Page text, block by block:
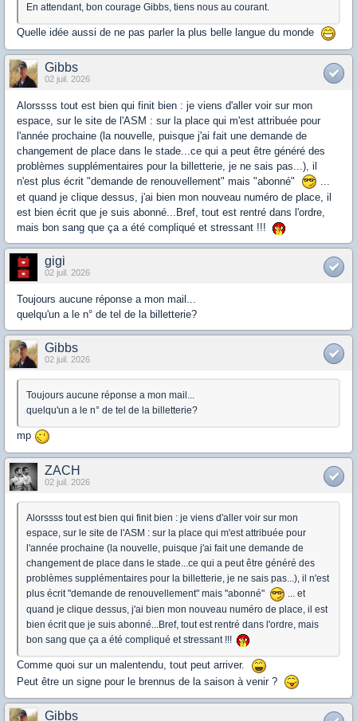
En attendant, bon courage Gibbs, tiens nous au courant.
Quelle idée aussi de ne pas parler la plus belle langue du monde
Gibbs
02 juil. 2026
Alorssss tout est bien qui finit bien : je viens d'aller voir sur mon
espace, sur le site de l'ASM : sur la place qui m'est attribuée pour
l'année prochaine (la nouvelle, puisque j'ai fait une demande de
changement de place dans le stade...ce qui a peut être généré des
problèmes supplémentaires pour la billetterie, je ne sais pas...), il
n'est plus écrit "demande de renouvellement" mais "abonné"
et quand je clique dessus, j'ai bien mon nouveau numéro de place, il
est bien écrit que je suis abonné...Bref, tout est rentré dans l'ordre,
mais bon sang que ça a été compliqué et stressant !!!
gigi
02 juil. 2026
Toujours aucune réponse a mon mail...
quelqu'un a le n° de tel de la billetterie?
Gibbs
02 juil. 2026
Toujours aucune réponse a mon mail...
quelqu'un a le n° de tel de la billetterie?
mp
ZACH
02 juil. 2026
Alorssss tout est bien qui finit bien : je viens d'aller voir sur mon
espace, sur le site de l'ASM : sur la place qui m'est attribuée pour
l'année prochaine (la nouvelle, puisque j'ai fait une demande de
changement de place dans le stade...ce qui a peut être généré des
problèmes supplémentaires pour la billetterie, je ne sais pas...), il n'est
plus écrit "demande de renouvellement" mais "abonné"
... et
quand je clique dessus, j'ai bien mon nouveau numéro de place, il est
bien écrit que je suis abonné...Bref, tout est rentré dans l'ordre, mais
bon sang que ça a été compliqué et stressant !!!
Comme quoi sur un malentendu, tout peut arriver.
Peut être un signe pour le brennus de la saison à venir ?
Gibbs